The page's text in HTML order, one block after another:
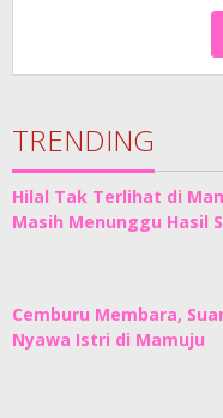
TRENDING
Hilal Tak Terlihat di
Masih Menunggu Hasil
Cemburu Membara,
Nyawa Istri di Mamuju